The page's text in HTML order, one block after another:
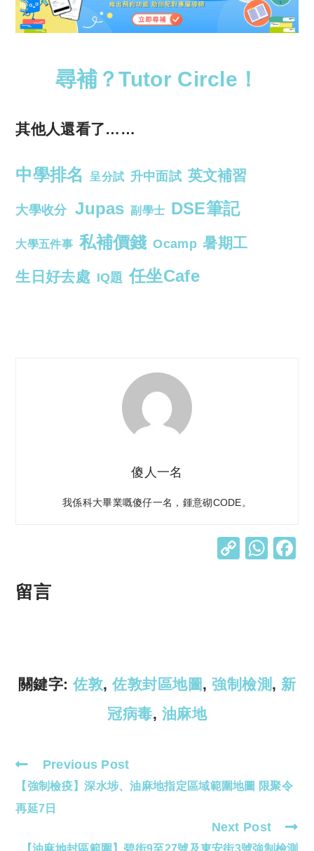
尋補？Tutor Circle！
其他人還看了……
中學排名 呈分試 升中面試 英文補習
大學收分 Jupas 副學士 DSE筆記
大學五件事 私補價錢 Ocamp 暑期工
生日好去處 IQ題 任坐Cafe
傻人一名
我係科大畢業嘅傻仔一名，鍾意砌CODE。
C
k
W
p
留言
關鍵字: 佐敦, 佐敦封區地圖, 強制檢測 , 新
冠病毒, 油麻地
Read
more
articles
Previous Post
【強制檢疫】深水埗、油麻地指定區域範圍地圖 限聚令
再延7日
Next Post
【油麻地封區範圍】碧街9至27號及東安街3號強制檢測